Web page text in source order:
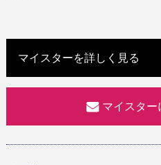
マイスターを詳しく見る
マイスター